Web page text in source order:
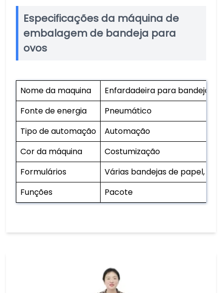
Especificações da máquina de
embalagem de bandeja para
ovos
Nome da maquina
Enfardadeira para bandeja
Fonte de energia
Pneumático
Tipo de automação
Automação
Cor da máquina
Costumização
Formulários
Várias bandejas de papel,
Funções
Pacote